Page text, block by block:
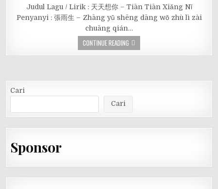
Judul Lagu / Lirik : 天天想你 – Tiān Tiān Xiǎng Nǐ
Penyanyi : 張雨生 – Zhāng yǔ shēng dāng wǒ zhù lì zài
chuāng qián…
CONTINUE READING
Cari
Cari
Sponsor